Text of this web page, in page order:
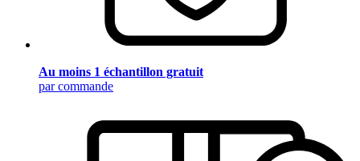
Au moins 1 échantillon gratuit
par commande